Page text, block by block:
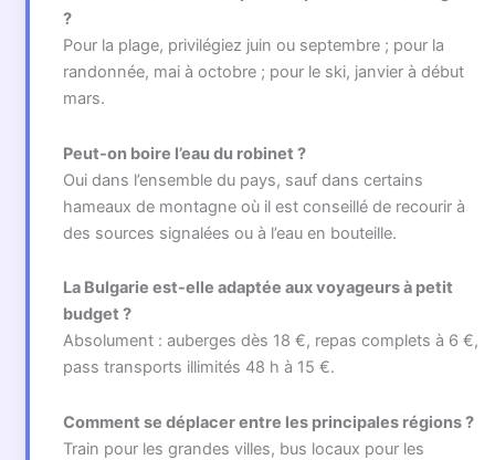
?
Pour la plage, privilégiez juin ou septembre ; pour la
randonnée, mai à octobre ; pour le ski, janvier à début
mars.
Peut-on boire l’eau du robinet ?
Oui dans l’ensemble du pays, sauf dans certains
hameaux de montagne où il est conseillé de recourir à
des sources signalées ou à l’eau en bouteille.
La Bulgarie est-elle adaptée aux voyageurs à petit
budget ?
Absolument : auberges dès 18 €, repas complets à 6 €,
pass transports illimités 48 h à 15 €.
Comment se déplacer entre les principales régions ?
Train pour les grandes villes, bus locaux pour les